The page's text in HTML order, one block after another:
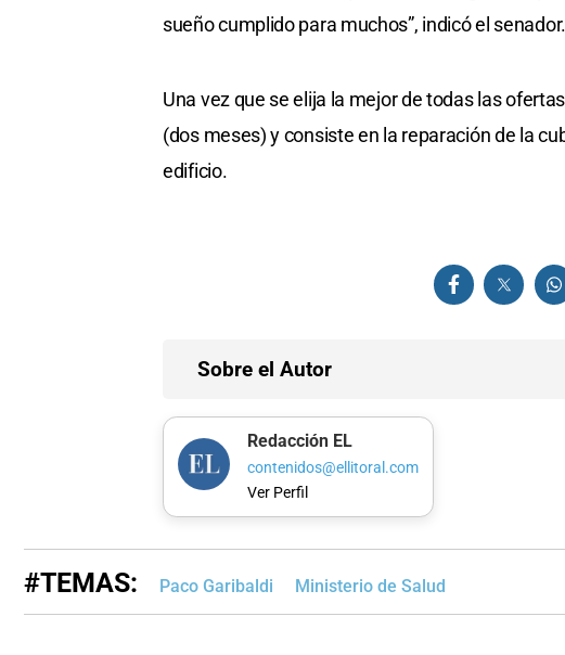
sueño cumplido para muchos”, indicó el senador.
Una vez que se elija la mejor de todas las
(dos meses) y consiste en la reparación de la
edificio.
Sobre el Autor
Redacción EL
contenidos@ellitoral.com
Ver Perfil
#TEMAS: Paco Garibaldi Ministerio de Salud